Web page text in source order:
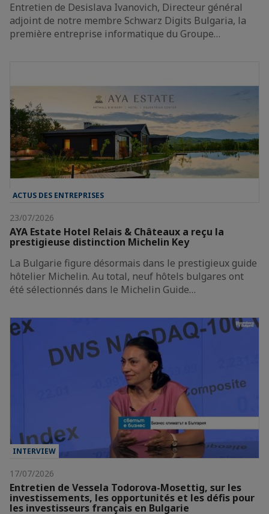
Entretien de Desislava Ivanovich, Directeur général
adjoint de notre membre Schwarz Digits Bulgaria, la
première entreprise informatique du Groupe…
ACTUS DES ENTREPRISES
23/07/2026
AYA Estate Hotel Relais & Châteaux a reçu la
prestigieuse distinction Michelin Key
La Bulgarie figure désormais dans le prestigieux guide
hôtelier Michelin. Au total, neuf hôtels bulgares ont
été sélectionnés dans le Michelin Guide…
INTERVIEW
17/07/2026
Entretien de Vessela Todorova-Mosettig, sur les
investissements, les opportunités et les défis pour
les investisseurs français en Bulgarie